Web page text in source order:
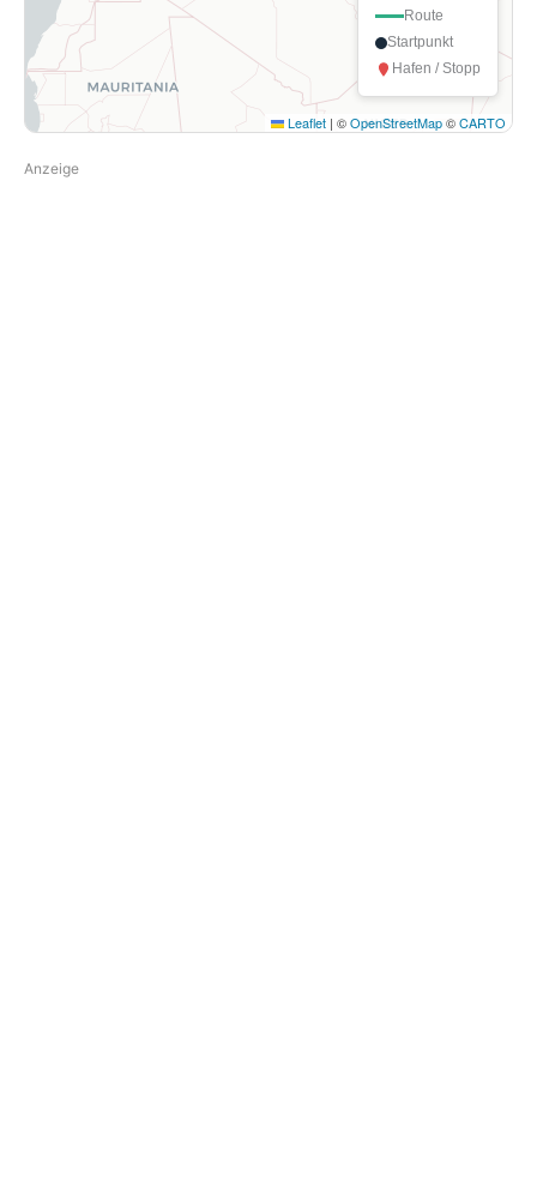
Leaflet | ©OpenStreetMap©CARTO
Route
Startpunkt
Hafen / Stopp
Anzeige